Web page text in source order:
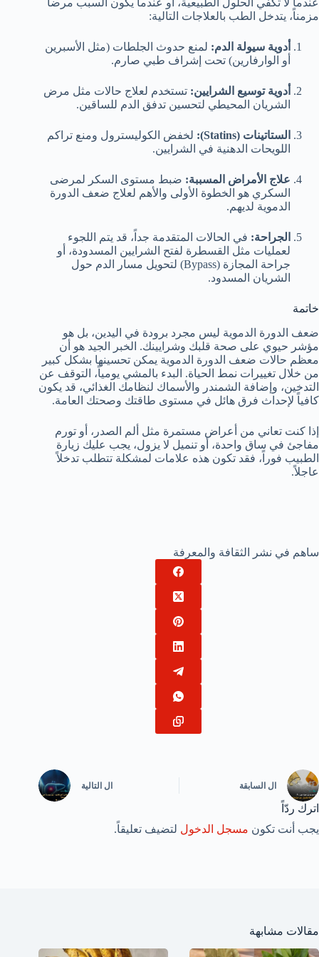
عندما لا تكفي الحلول الطبيعية، أو عندما يكون السبب مرضاً
مزمناً، يتدخل الطب بالعلاجات التالية:
أدوية سيولة الدم: لمنع حدوث الجلطات (مثل الأسبرين
أو الوارفارين) تحت إشراف طبي صارم.
أدوية توسيع الشرايين: تستخدم لعلاج حالات مثل مرض
الشريان المحيطي لتحسين تدفق الدم للساقين.
الستاتينات (Statins):
لخفض الكوليسترول ومنع تراكم
اللويحات الدهنية في الشرايين.
علاج الأمراض المسببة: ضبط مستوى السكر لمرضى
السكري هو الخطوة الأولى والأهم لعلاج ضعف الدورة
الدموية لديهم.
الجراحة: في الحالات المتقدمة جداً، قد يتم اللجوء
لعمليات مثل القسطرة لفتح الشرايين المسدودة، أو
جراحة المجازة (Bypass) لتحويل مسار الدم حول
الشريان المسدود.
خاتمة
ضعف الدورة الدموية ليس مجرد برودة في اليدين، بل هو
مؤشر حيوي على صحة قلبك وشرايينك. الخبر الجيد هو أن
معظم حالات ضعف الدورة الدموية يمكن تحسينها بشكل كبير
من خلال تغييرات نمط الحياة. البدء بالمشي يومياً، التوقف عن
التدخين، وإضافة الشمندر والأسماك لنظامك الغذائي، قد يكون
كافياً لإحداث فرق هائل في مستوى طاقتك وصحتك العامة.
إذا كنت تعاني من أعراض مستمرة مثل ألم الصدر، أو تورم
مفاجئ في ساق واحدة، أو تنميل لا يزول، يجب عليك زيارة
الطبيب فوراً، فقد تكون هذه علامات لمشكلة تتطلب تدخلاً
عاجلاً.
ساهم في نشر الثقافة والمعرفة
ال السابقة ال التالية
اترك ردّاً
يجب أنت تكون مسجل الدخول لتضيف تعليقاً.
مقالات مشابهة